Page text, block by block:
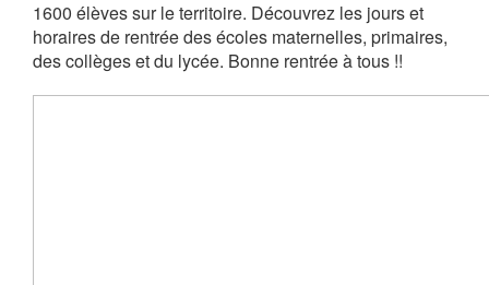
1600 élèves sur le territoire. Découvrez les jours et
horaires de rentrée des écoles maternelles, primaires,
des collèges et du lycée. Bonne rentrée à tous !!